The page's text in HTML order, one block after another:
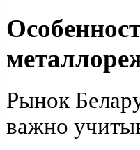
Рынок
важно